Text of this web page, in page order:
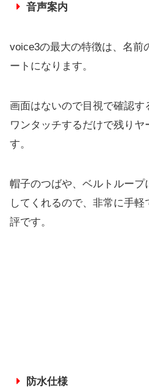
音声案内
voice3の最大の特徴は、名前
ートになります。
画面はないので目視で確認す
ワンタッチするだけで残りヤ
す。
帽子のつばや、ベルトループ
してくれるので、非常に手
評です。
防水仕様